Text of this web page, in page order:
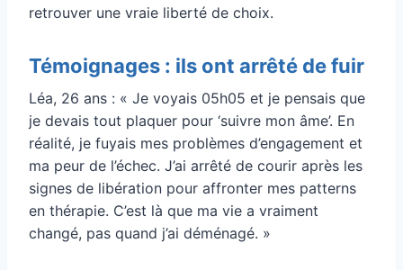
retrouver une vraie liberté de choix.
Témoignages : ils ont arrêté de fuir
Léa, 26 ans : « Je voyais 05h05 et je pensais que
je devais tout plaquer pour ‘suivre mon âme’. En
réalité, je fuyais mes problèmes d’engagement et
ma peur de l’échec. J’ai arrêté de courir après les
signes de libération pour affronter mes patterns
en thérapie. C’est là que ma vie a vraiment
changé, pas quand j’ai déménagé. »